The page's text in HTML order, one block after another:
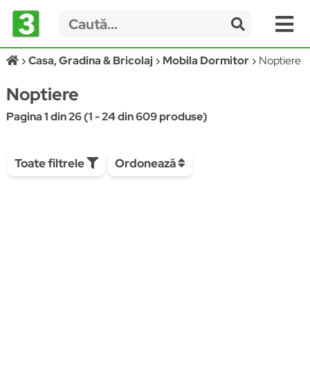
Casa, Gradina & Bricolaj Mobila Dormitor Noptiere
Noptiere
Pagina 1 din 26 (1 - 24 din 609 produse)
Toate filtrele Ordonează